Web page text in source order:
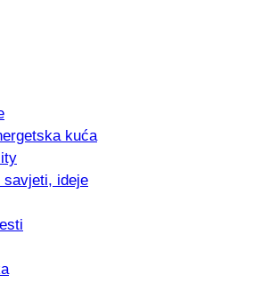
Philips All-in-One Trimmer
kuća
savjeti, ideje